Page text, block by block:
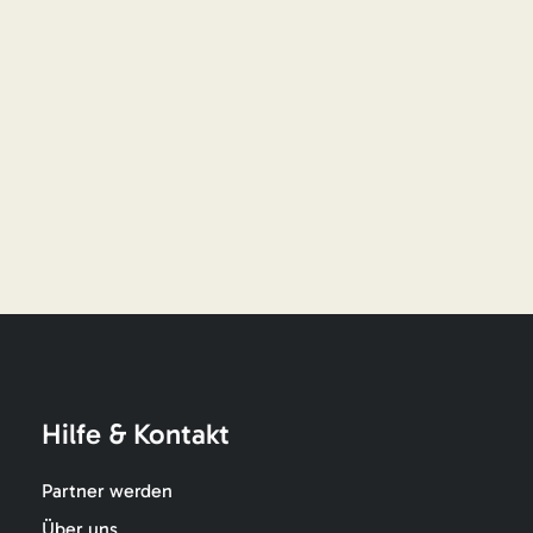
Hilfe & Kontakt
Partner werden